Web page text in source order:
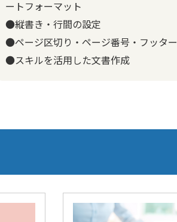
ートフォーマット
●縦書き・行間の設定
●ページ区切り・ページ番号・フッター
●スキルを活用した文書作成